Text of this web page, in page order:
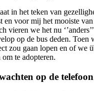
in het teken van
en voor mij het mooiste
vieren we het nu
op de bus deden. Toen
zou gaan lopen en of we
te adopteren.
op de telefoon